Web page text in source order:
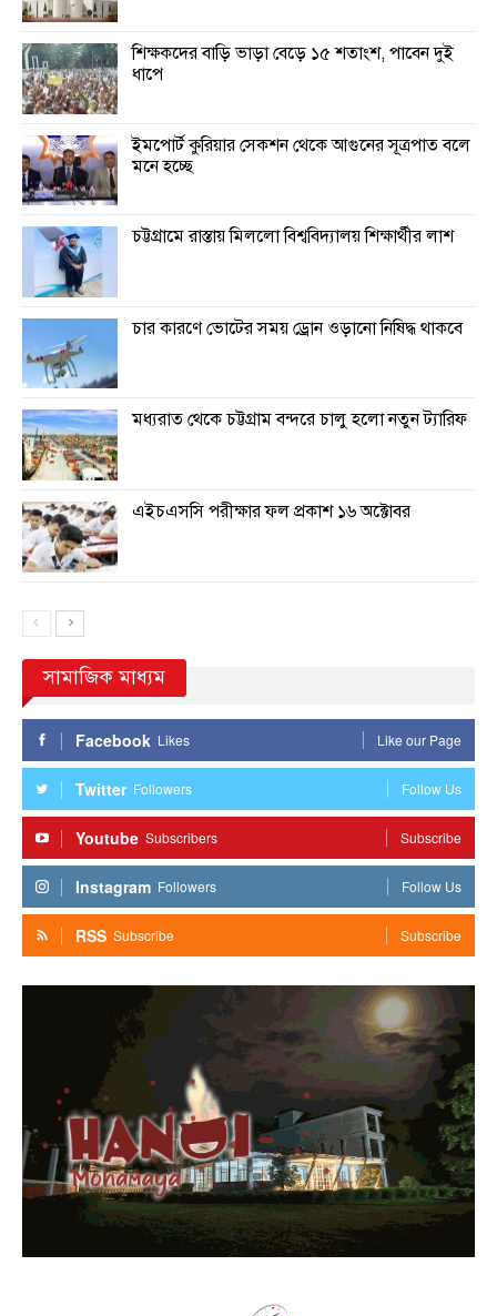
শিক্ষকদের বাড়ি ভাড়া বেড়ে ১৫ শতাংশ, পাবেন দুই
ধাপে
ইমপোর্ট কুরিয়ার সেকশন থেকে আগুনের সূত্রপাত বলে
মনে হচ্ছে
চট্টগ্রামে রাস্তায় মিললো বিশ্ববিদ্যালয় শিক্ষার্থীর লাশ
চার কারণে ভোটের সময় ড্রোন ওড়ানো নিষিদ্ধ থাকবে
মধ্যরাত থেকে চট্টগ্রাম বন্দরে চালু হলো নতুন ট্যারিফ
এইচএসসি পরীক্ষার ফল প্রকাশ ১৬ অক্টোবর
সামাজিক মাধ্যম
Facebook Likes Like our Page
Twitter Followers Follow Us
Youtube Subscribers Subscribe
Instagram Followers Follow Us
RSS Subscribe Subscribe